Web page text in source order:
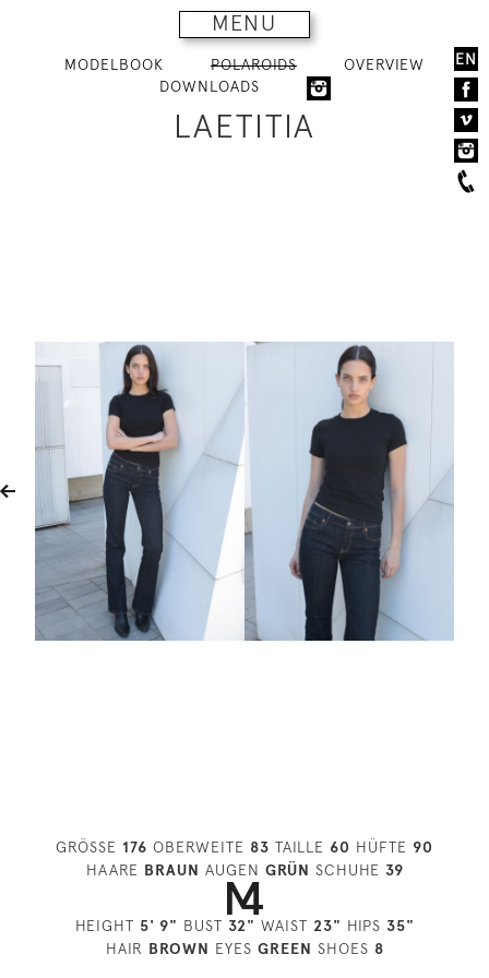
MENU
EN
MODELBOOK POLAROIDS
OVERVIEW
DOWNLOADS
LAETITIA
GRÖSSE 176 OBERWEITE 83 TAILLE 60 HÜFTE 90
HAARE BRAUN AUGEN GRÜN SCHUHE 39
HEIGHT 5' 9" BUST 32" WAIST 23" HIPS 35"
HAIR BROWN EYES GREEN SHOES 8